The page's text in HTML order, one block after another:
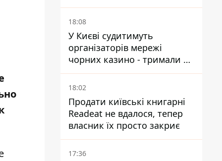
18:08
У Києві судитимуть
організаторів мережі
чорних казино - тримали 39
закладів
18:02
Продати київські книгарні
Readeat не вдалося, тепер
власник їх просто закриє
17:36